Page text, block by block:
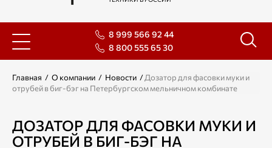
8 999 566 92 44
8 800 555 65 30
Главная / О компании / Новости /Дозатор для фасовки муки и
отрубей в биг-бэг на Петербургском мельничном комбинате
ДОЗАТОР ДЛЯ ФАСОВКИ МУКИ И
ОТРУБЕЙ В БИГ-БЭГ НА